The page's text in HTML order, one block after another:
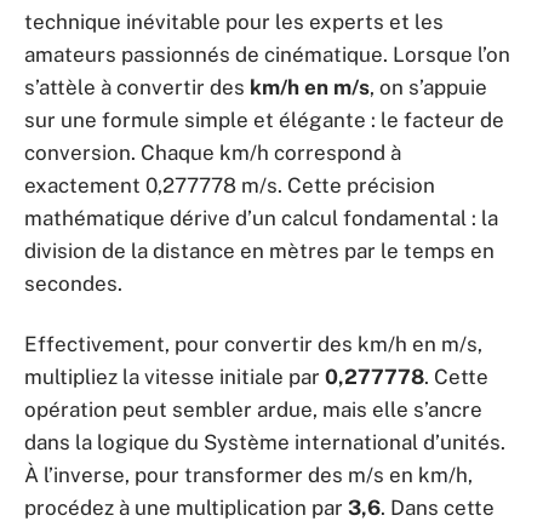
technique inévitable pour les experts et les
amateurs passionnés de cinématique. Lorsque l’on
s’attèle à convertir des km/h en m/s, on s’appuie
sur une formule simple et élégante : le facteur de
conversion. Chaque km/h correspond à
exactement 0,277778 m/s. Cette précision
mathématique dérive d’un calcul fondamental : la
division de la distance en mètres par le temps en
secondes.
Effectivement, pour convertir des km/h en m/s,
multipliez la vitesse initiale par 0,277778. Cette
opération peut sembler ardue, mais elle s’ancre
dans la logique du Système international d’unités.
À l’inverse, pour transformer des m/s en km/h,
procédez à une multiplication par 3,6. Dans cette